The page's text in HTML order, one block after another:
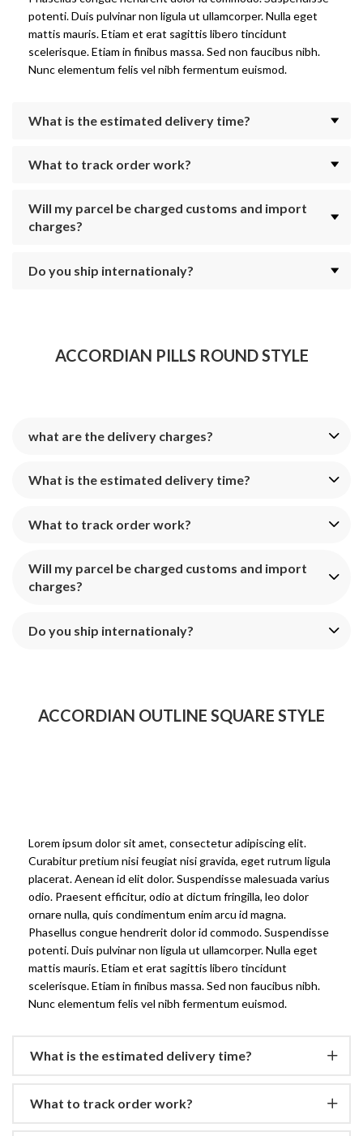
potenti. Duis pulvinar non ligula ut ullamcorper. Nulla eget
mattis mauris. Etiam et erat sagittis libero tincidunt
scelerisque. Etiam in finibus massa. Sed non faucibus nibh.
Nunc elementum felis vel nibh fermentum euismod.
What is the estimated delivery time?
What to track order work?
Will my parcel be charged customs and import
charges?
Do you ship internationaly?
ACCORDIAN PILLS ROUND STYLE
what are the delivery charges?
What is the estimated delivery time?
What to track order work?
Will my parcel be charged customs and import
charges?
Do you ship internationaly?
ACCORDIAN OUTLINE SQUARE STYLE
Lorem ipsum dolor sit amet, consectetur adipiscing elit.
Curabitur pretium nisi feugiat nisi gravida, eget rutrum ligula
placerat. Aenean id elit dolor. Suspendisse malesuada varius
odio. Praesent efficitur, odio at dictum fringilla, leo dolor
ornare nulla, quis condimentum enim arcu id magna.
Phasellus congue hendrerit dolor id commodo. Suspendisse
potenti. Duis pulvinar non ligula ut ullamcorper. Nulla eget
mattis mauris. Etiam et erat sagittis libero tincidunt
scelerisque. Etiam in finibus massa. Sed non faucibus nibh.
Nunc elementum felis vel nibh fermentum euismod.
What is the estimated delivery time?
What to track order work?